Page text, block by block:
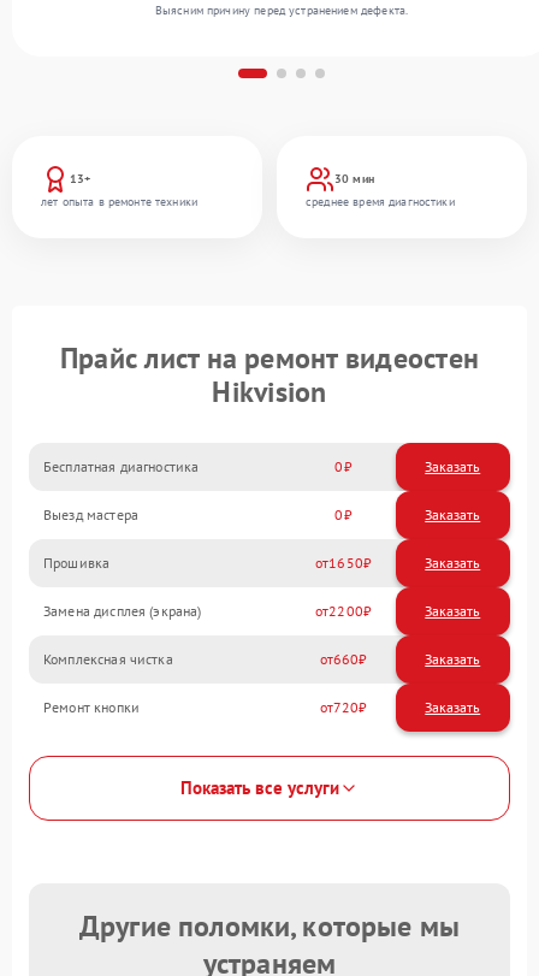
13+
лет опыта в ремонте техники
30 мин
среднее время диагностики
Выясним причину перед устранением дефекта.
Прайс лист на ремонт видеостен
Hikvision
Бесплатная диагностика 0 Заказать
Выезд мастера 0 Заказать
Прошивка 1650
Замена дисплея (экрана) 2200
Комплексная чистка 660
Ремонт кнопки 720
Показать все услуги
Другие поломки, которые мы
устраняем